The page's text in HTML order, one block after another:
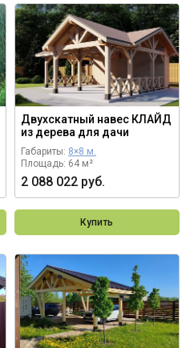
Двухскатный навес КЛАЙД
из дерева для дачи
Габариты: 8×8 м.
Площадь: 64 м²
2 088 022 руб.
Купить